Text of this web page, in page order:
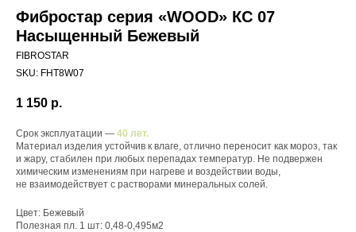
Фибростар серия «WOOD» КС 07
Насыщенный Бежевый
FIBROSTAR
SKU: FHT8W07
1 150 р.
Срок эксплуатации — 40 лет.
Материал изделия устойчив к влаге, отлично переносит как мороз, так
и жару, стабилен при любых перепадах температур. Не подвержен
химическим изменениям при нагреве и воздействии воды,
не взаимодействует с растворами минеральных солей.
Цвет: Бежевый
Полезная пл. 1 шт: 0,48-0,495м2